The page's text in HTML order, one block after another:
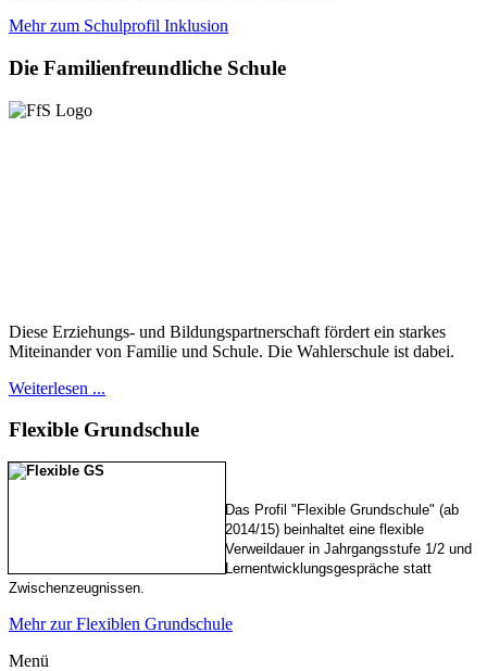
Mehr zum Schulprofil Inklusion
Die Familienfreundliche Schule
Diese Erziehungs- und Bildungspartnerschaft fördert ein starkes
Miteinander von Familie und Schule. Die Wahlerschule ist dabei.
Weiterlesen ...
Flexible Grundschule
Das Profil "Flexible Grundschule" (ab
2014/15) beinhaltet eine flexible
Verweildauer in Jahrgangsstufe 1/2 und
Lernentwicklungsgespräche statt
Zwischenzeugnissen.
Mehr zur Flexiblen Grundschule
Menü